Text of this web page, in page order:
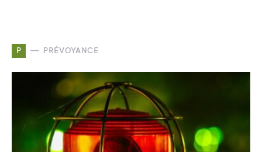
P PRÉVOYANCE